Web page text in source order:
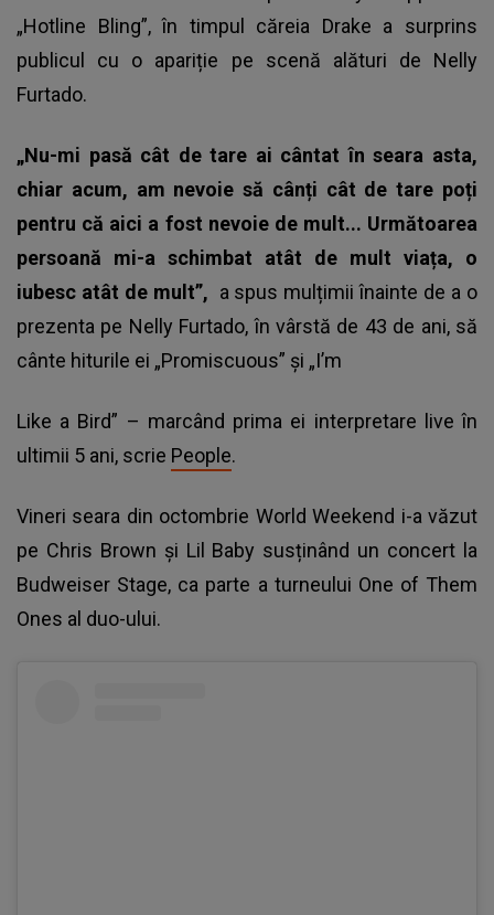
„Hotline Bling”, în timpul căreia Drake a surprins
publicul cu o apariție pe scenă alături de Nelly
Furtado.
„Nu-mi pasă cât de tare ai cântat în seara asta,
chiar acum, am nevoie să cânți cât de tare poți
pentru că aici a fost nevoie de mult... Următoarea
persoană mi-a schimbat atât de mult viața, o
iubesc atât de mult”, a spus mulțimii înainte de a o
prezenta pe Nelly Furtado, în vârstă de 43 de ani, să
cânte hiturile ei „Promiscuous” și „I’m
Like a Bird” – marcând prima ei interpretare live în
ultimii 5 ani, scrie People.
Vineri seara din octombrie World Weekend i-a văzut
pe Chris Brown și Lil Baby susținând un concert la
Budweiser Stage, ca parte a turneului One of Them
Ones al duo-ului.